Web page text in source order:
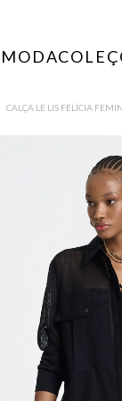
MODA
CALÇA LE LIS FELÍCIA